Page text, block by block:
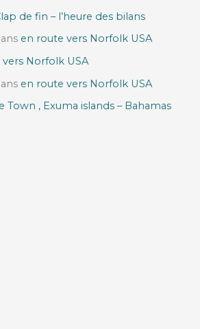
de fin – l’heure des bilans
en route vers Norfolk USA
Norfolk USA
en route vers Norfolk USA
Town , Exuma islands – Bahamas